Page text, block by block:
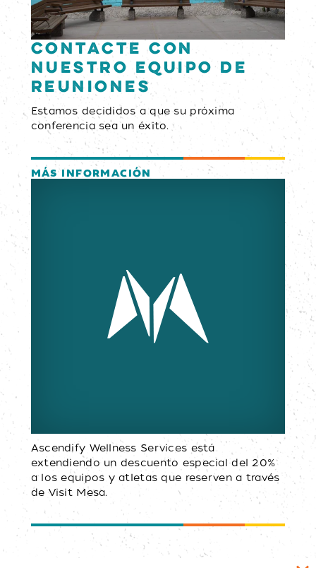
Contacte con
nuestro equipo de
reuniones
Estamos decididos a que su próxima
conferencia sea un éxito.
MÁS INFORMACIÓN
Ascendify Wellness Services está
extendiendo un descuento especial del 20%
a los equipos y atletas que reserven a través
de Visit Mesa.